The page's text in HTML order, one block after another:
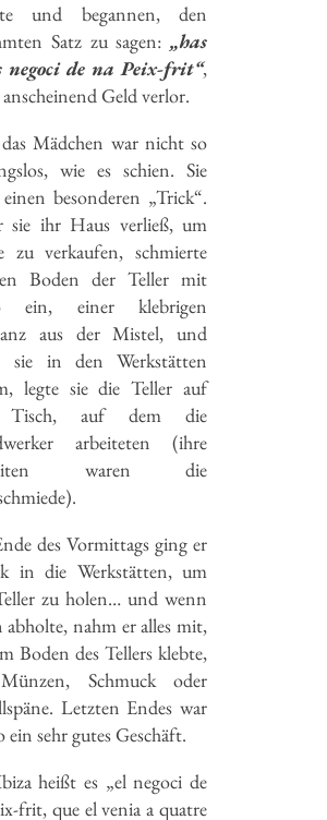
und begannen, den
Satz zu sagen: „has
negoci de na Peix-frit“,
anscheinend Geld verlor.
Mädchen war nicht so
wie es schien. Sie
besonderen „Trick“.
sie ihr Haus verließ, um
zu verkaufen, schmierte
Boden der Teller mit
ein, einer klebrigen
aus der Mistel, und
sie in den Werkstätten
legte sie die Teller auf
Tisch, auf dem die
arbeiteten (ihre
waren die
des Vormittags ging er
in die Werkstätten, um
zu holen… und wenn
abholte, nahm er alles mit,
Boden des Tellers klebte,
Schmuck oder
Letzten Endes war
ein sehr gutes Geschäft.
heißt es „el negoci de
frit, que el venia a quatre